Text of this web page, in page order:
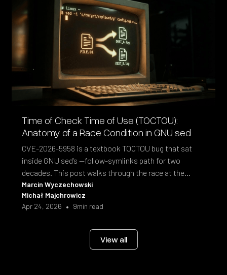
Time of Check Time of Use (TOCTOU):
Anatomy of a Race Condition in GNU sed
CVE-2026-5958 is a textbook TOCTOU bug that sat
inside GNU sed's --follow-symlinks path for two
decades. This post walks through the race at the
syscall level and the fix shipped in sed 4.10.
Marcin Wyczechowski
Michał Majchrowicz
Apr 24, 2026 • 9min read
View all